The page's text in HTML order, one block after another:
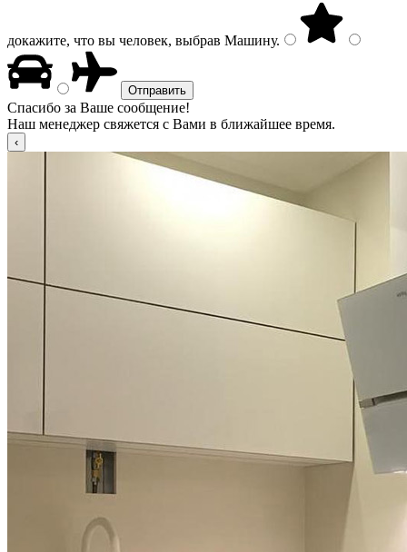
докажите, что вы человек, выбрав Машину.
Спасибо за Ваше сообщение!
Наш менеджер свяжется с Вами в ближайшее время.